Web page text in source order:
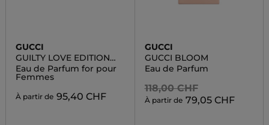
GUCCI
GUILTY LOVE EDITION
POUR
Eau de Parfum for pour
Femmes
À partir de 95,40 CHF
GUCCI
GUCCI BLOOM
Eau de Parfum
118,00 CHF
À partir de 79,05 CHF